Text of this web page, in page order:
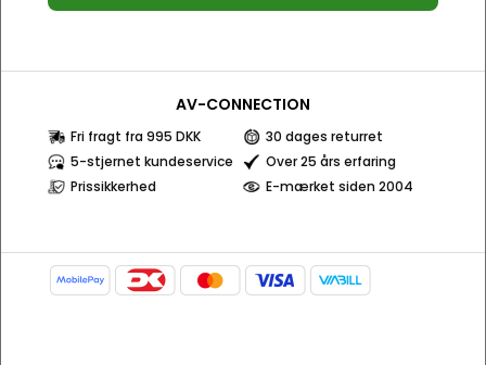
AV-CONNECTION
Fri fragt fra 995 DKK
30 dages returret
5-stjernet kundeservice
Over 25 års erfaring
Prissikkerhed
E-mærket siden 2004